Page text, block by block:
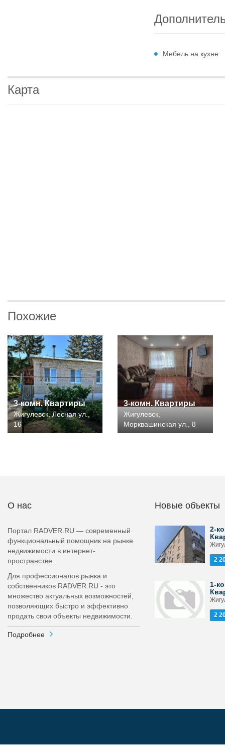
Мебель на кухне
Карта
Похожие
3-комн. Квартиры
Жигулевск, Лесная ул.,
16
3-комн. Квартиры
Жигулевск,
Морквашинская ул., 8
О нас
Портал RADVER.RU — современный
функциональный помощник на рынке
недвижимости в интернет-
пространстве.
Для профессионалов рынка и
собственников RADVER.RU - это
множество актуальных возможностей,
позволяющих быстро и эффективно
продать свои объекты недвижимости.
Подробнее
Новые объекты
2-
2
1-
2